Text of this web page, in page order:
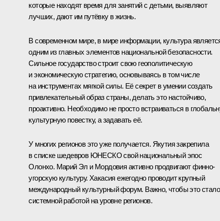
которые находят время для занятий с детьми, выявляют
лучших, дают им путёвку в жизнь.
В современном мире, в мире информации, культура
одним из главных элементов национальной безопасности.
Сильное государство строит свою геополитическую
и экономическую стратегию, основываясь в том числе
на инструментах мягкой силы. Её секрет в умении создать
привлекательный образ страны, делать это настойчиво,
проактивно. Необходимо не просто встраиваться в
культурную повестку, а задавать её.
У многих регионов это уже получается. Якутия закрепила
в списке шедевров ЮНЕСКО свой национальный эпос
Олонхо. Марий Эл и Мордовия активно продвигают финно-
угорскую культуру. Хакасия ежегодно проводит крупный
международный культурный форум. Важно, чтобы это стало
системной работой на уровне регионов.